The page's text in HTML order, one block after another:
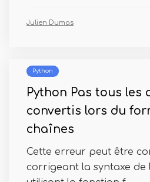
Julien Dumas
Python
Python Pas tous les
convertis lors du
chaînes
Cette erreur peut être
corrigeant la syntaxe de